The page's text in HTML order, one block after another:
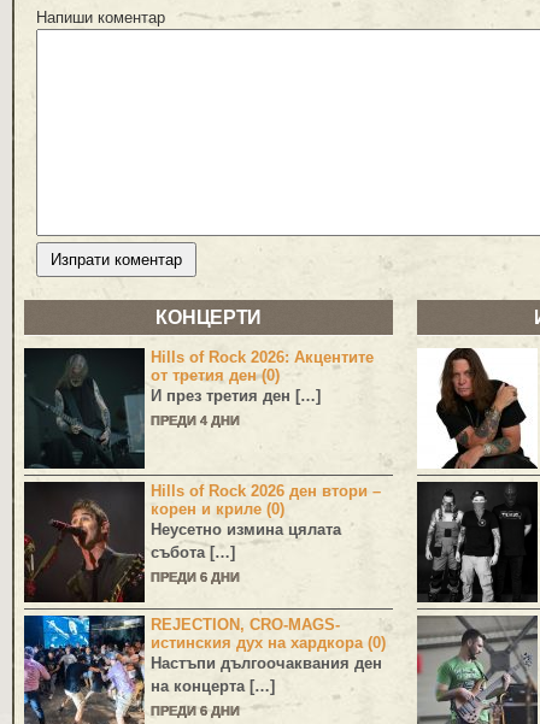
Напиши коментар
КОНЦЕРТИ
Hills of Rock 2026: Акцентите
от третия ден (0)
И през третия ден […]
ПРЕДИ 4 ДНИ
Hills of Rock 2026 ден втори –
корен и криле (0)
Неусетно измина цялата
събота […]
ПРЕДИ 6 ДНИ
REJECTION, CRO-MAGS-
истинския дух на хардкора (0)
Настъпи дългоочаквания ден
на концерта […]
ПРЕДИ 6 ДНИ